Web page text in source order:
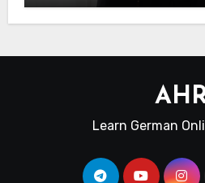
Learn German